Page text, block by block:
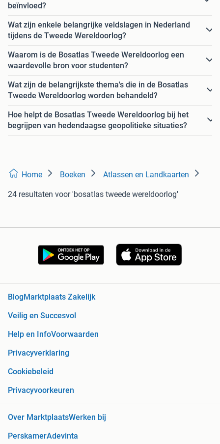
beïnvloed?
Wat zijn enkele belangrijke veldslagen in Nederland
tijdens de Tweede Wereldoorlog?
Waarom is de Bosatlas Tweede Wereldoorlog een
waardevolle bron voor studenten?
Wat zijn de belangrijkste thema's die in de Bosatlas
Tweede Wereldoorlog worden behandeld?
Hoe helpt de Bosatlas Tweede Wereldoorlog bij het
begrijpen van hedendaagse geopolitieke situaties?
Home Boeken Atlassen en Landkaarten
24 resultaten voor 'bosatlas tweede wereldoorlog'
BlogMarktplaats Zakelijk
Veilig en Succesvol
Help en InfoVoorwaarden
Privacyverklaring
Cookiebeleid
Privacyvoorkeuren
Over MarktplaatsWerken bij
PerskamerAdevinta